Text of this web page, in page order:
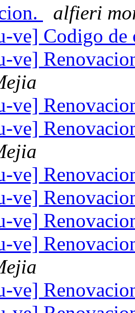
alfieri
ve] Codigo de
ve]
ve]
ve]
ve]
ve]
ve]
ve]
ve]